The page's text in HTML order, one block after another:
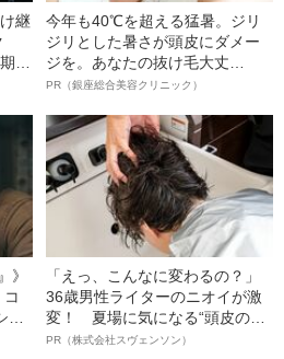
継
は
生
今年も40℃を超える猛暑。ジリ
ジリとした暑さが頭皮にダメー
ジを。あなたの抜け毛大丈
夫！？
PR（銀座総合美容クリニック）
》
「えっ、こんなに変わるの？」
36歳男性ライターのニオイが激
変！ 夏場に気になる“頭皮のニ
オイ”や“ベタつき”を解消す
PR（株式会社スヴェンソン）